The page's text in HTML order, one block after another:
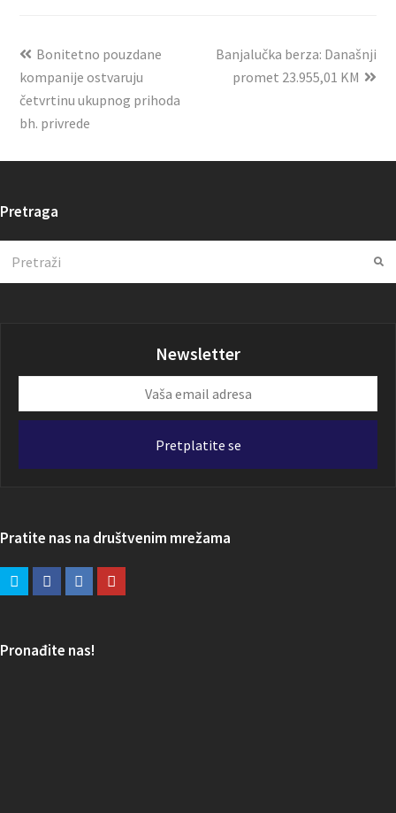
Bonitetno pouzdane
kompanije ostvaruju
četvrtinu ukupnog prihoda
bh. privrede
Banjalučka berza: Današnji
promet 23.955,01 KM
Pretraga
Newsletter
email
Pretplatite se
Pratite nas na društvenim mrežama
Pronađite nas!